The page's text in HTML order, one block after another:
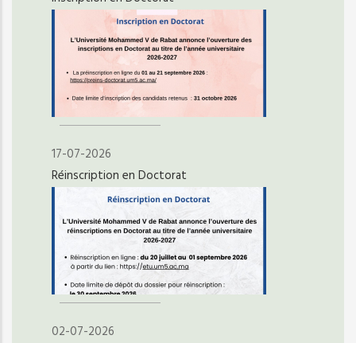
17-07-2026
Réinscription en Doctorat
02-07-2026